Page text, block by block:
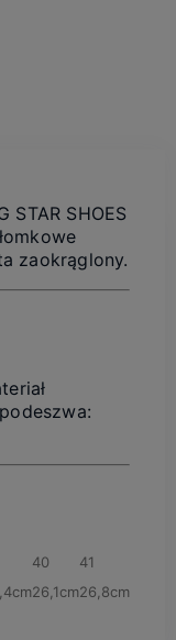
STAR SHOES
zaokrąglony.
40
41
26,1cm26,8cm